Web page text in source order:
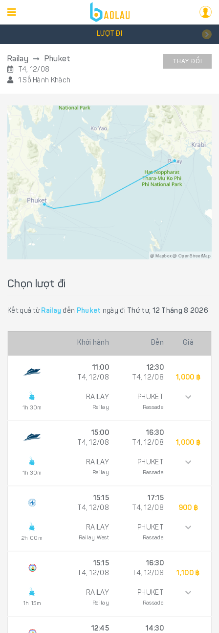
LƯỢT ĐI
Railay Phuket
T4, 12/08
1 Số Hành Khách
THAY ĐỔI
@ Mapbox @ OpenStreetMap
Chọn lượt đi
Kết quả từ Railay đến Phuket ngày đi Thứ tư, 12 Tháng 8 2026
Khởi hành Đến Giá
1h 30m
11:00
T4, 12/08
RAILAY
Railay
12:30
T4, 12/08
PHUKET
Rassada
1,000 ฿
1h 30m
15:00
T4, 12/08
RAILAY
Railay
16:30
T4, 12/08
PHUKET
Rassada
1,000 ฿
2h 00m
15:15
T4, 12/08
RAILAY
Railay West
17:15
T4, 12/08
PHUKET
Rassada
900 ฿
1h 15m
15:15
T4, 12/08
RAILAY
Railay
16:30
T4, 12/08
PHUKET
Rassada
1,100 ฿
12:45
14:30